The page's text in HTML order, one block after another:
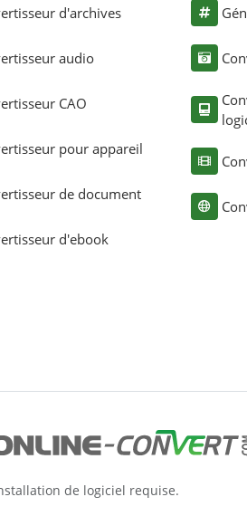
d'archives
audio
CAO
pour appareil
de document
d'ebook
de logiciel requise.